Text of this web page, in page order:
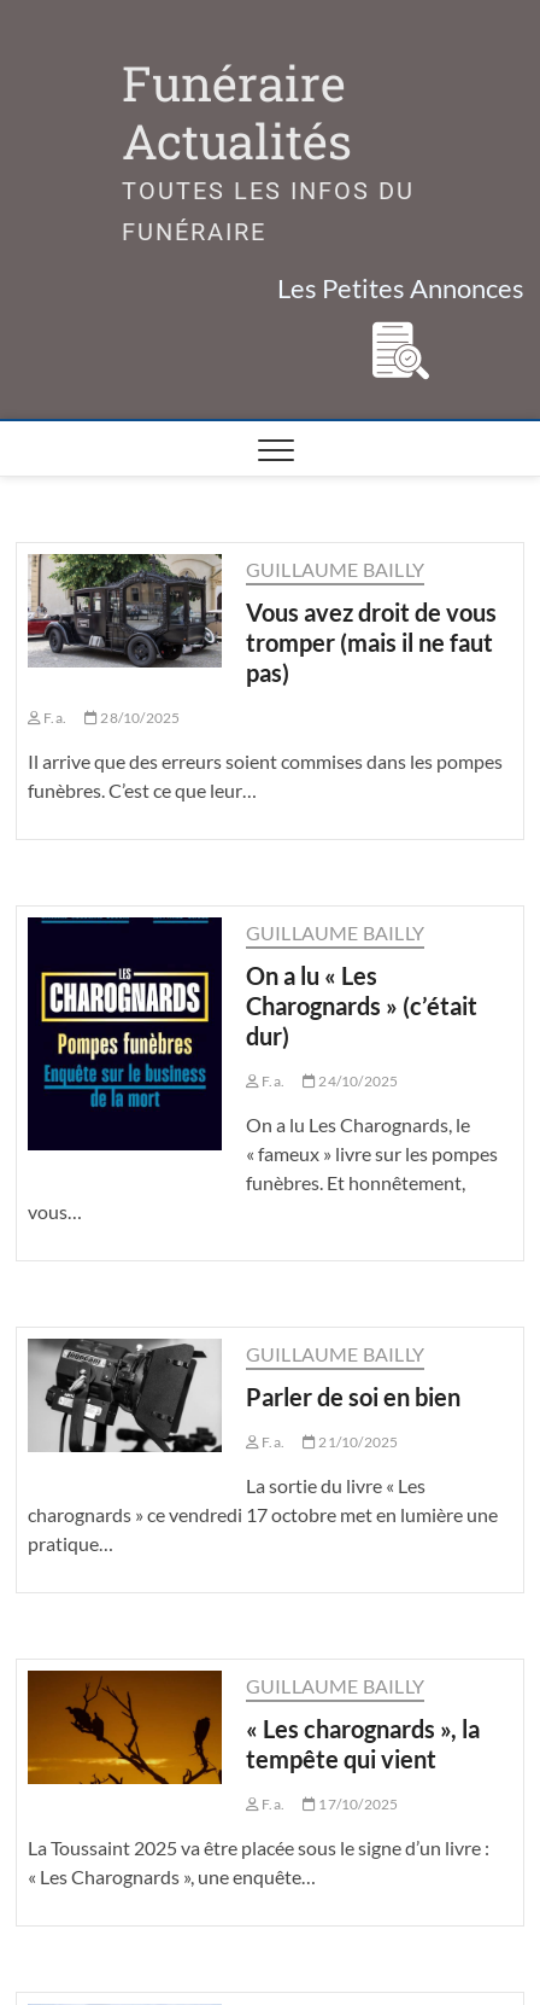
Funéraire
Actualités
TOUTES LES INFOS DU
FUNÉRAIRE
Les Petites Annonces
GUILLAUME BAILLY
Vous avez droit de vous
tromper (mais il ne faut
pas)
F.a. 28/10/2025
Il arrive que des erreurs soient commises dans les pompes
funèbres. C’est ce que leur…
GUILLAUME BAILLY
On a lu « Les
Charognards » (c’était
dur)
F.a. 24/10/2025
On a lu Les Charognards, le
« fameux » livre sur les pompes
funèbres. Et honnêtement,
vous…
GUILLAUME BAILLY
Parler de soi en bien
F.a. 21/10/2025
La sortie du livre « Les
charognards » ce vendredi 17 octobre met en lumière une
pratique…
GUILLAUME BAILLY
« Les charognards », la
tempête qui vient
F.a. 17/10/2025
La Toussaint 2025 va être placée sous le signe d’un livre :
« Les Charognards », une enquête…